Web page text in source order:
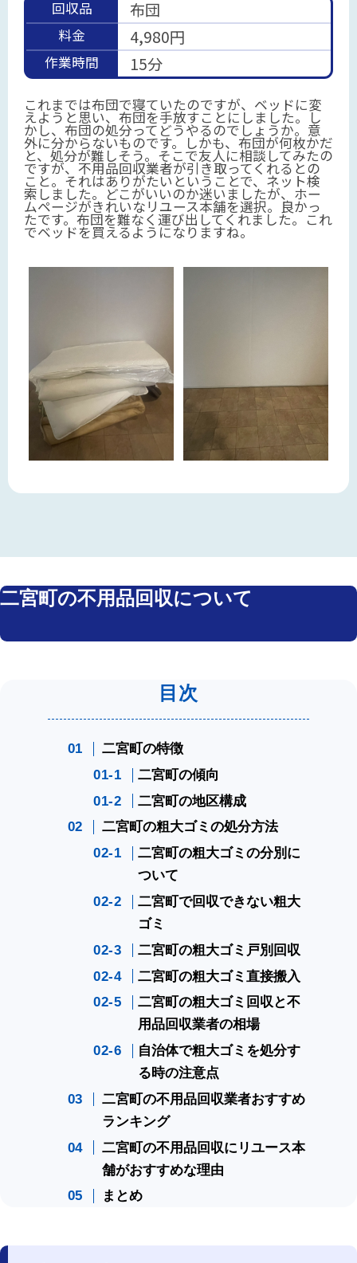
回収品 布団
料金 4,980円
作業時間 15分
これまでは布団で寝ていたのですが、ベッドに変
えようと思い、布団を手放すことにしました。し
かし、布団の処分ってどうやるのでしょうか。意
外に分からないものです。しかも、布団が何枚かだ
と、処分が難しそう。そこで友人に相談してみたの
ですが、不用品回収業者が引き取ってくれるとの
こと。それはありがたいということで、ネット検
索しました。どこがいいのか迷いましたが、ホー
ムページがきれいなリユース本舗を選択。良かっ
たです。布団を難なく運び出してくれました。これ
でベッドを買えるようになりますね。
二宮町の不用品回収について
二宮町の特徴
二宮町の傾向
二宮町の地区構成
二宮町の粗大ゴミの処分方法
二宮町の粗大ゴミの分別に
ついて
二宮町で回収できない粗大
ゴミ
二宮町の粗大ゴミ戸別回収
二宮町の粗大ゴミ直接搬入
二宮町の粗大ゴミ回収と不
用品回収業者の相場
自治体で粗大ゴミを処分す
る時の注意点
二宮町の不用品回収業者おすすめ
ランキング
二宮町の不用品回収にリユース本
舗がおすすめな理由
まとめ